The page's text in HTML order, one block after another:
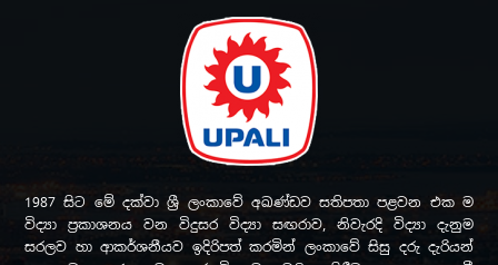
1987 සිට මේ දක්වා ශ්‍රී ලංකාවේ අඛණ්ඩව සතිපතා පළවන එක ම
විද්‍යා ප්‍රකාශනය වන විදුසර විද්‍යා සඟරාව, නිවැරදි විද්‍යා දැනුම
සරලව හා ආකර්ශනීයව ඉදිරිපත් කරමින් ලංකාවේ සිසු දරු දැරියන්